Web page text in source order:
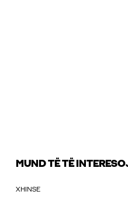
MUND TË TË
XHINSE